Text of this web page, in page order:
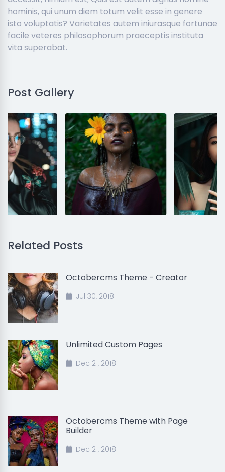
hominis, qui unum diem totum velit esse in genere
isto voluptatis? Varietates autem iniurasque fortunae
facile veteres philosophorum praeceptis instituta
vita superabat.
Post Gallery
Related Posts
Octobercms Theme - Creator
Jul 30, 2018
Unlimited Custom Pages
Dec 21, 2018
Octobercms Theme with Page
Builder
Dec 21, 2018